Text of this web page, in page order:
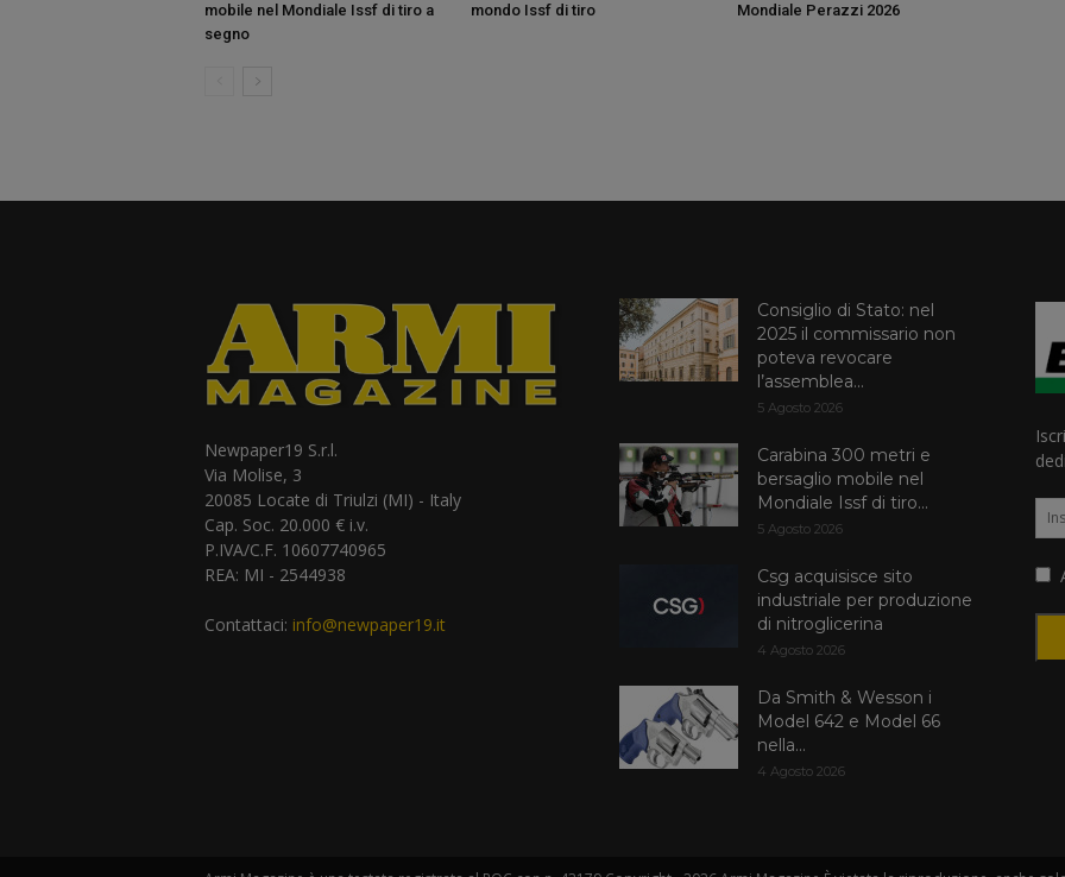
mobile nel Mondiale Issf di tiro a
segno
mondo Issf di tiro
Mondiale Perazzi 2026
Newpaper19 S.r.l.
Via Molise, 3
20085 Locate di Triulzi (MI) - Italy
Cap. Soc. 20.000 € i.v.
P.IVA/C.F. 10607740965
REA: MI - 2544938
Contattaci: info@newpaper19.it
Consiglio di Stato: nel
2025 il commissario non
poteva revocare
l’assemblea...
5 Agosto 2026
Carabina 300 metri e
bersaglio mobile nel
Mondiale Issf di tiro...
5 Agosto 2026
Csg acquisisce sito
industriale per produzione
di nitroglicerina
4 Agosto 2026
Da Smith & Wesson i
Model 642 e Model 66
nella...
4 Agosto 2026